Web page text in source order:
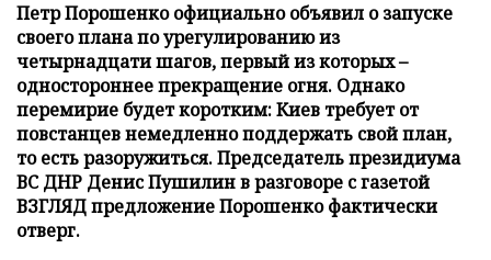
Петр Порошенко официально объявил о запуске
своего плана по урегулированию из
четырнадцати шагов, первый из которых –
одностороннее прекращение огня. Однако
перемирие будет коротким: Киев требует от
повстанцев немедленно поддержать свой план,
то есть разоружиться. Председатель президиума
ВС ДНР Денис Пушилин в разговоре с газетой
ВЗГЛЯД предложение Порошенко фактически
отверг.